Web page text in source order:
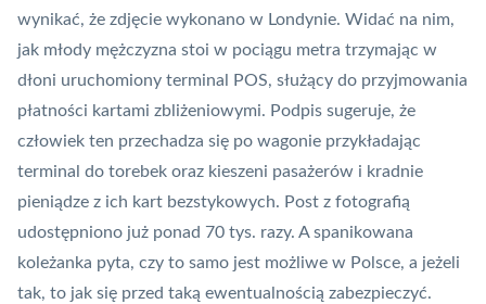
wynikać, że zdjęcie wykonano w Londynie. Widać na nim,
jak młody mężczyzna stoi w pociągu metra trzymając w
dłoni uruchomiony terminal
POS, służący do przyjmowania
płatności kartami zbliżeniowymi. Podpis sugeruje, że
człowiek ten przechadza się po wagonie przykładając
terminal do torebek oraz kieszeni pasażerów i kradnie
pieniądze z ich kart bezstykowych. Post z fotografią
udostępniono już ponad 70 tys. razy. A spanikowana
koleżanka pyta, czy to samo jest możliwe w Polsce, a jeżeli
tak, to jak się przed taką ewentualnością zabezpieczyć.